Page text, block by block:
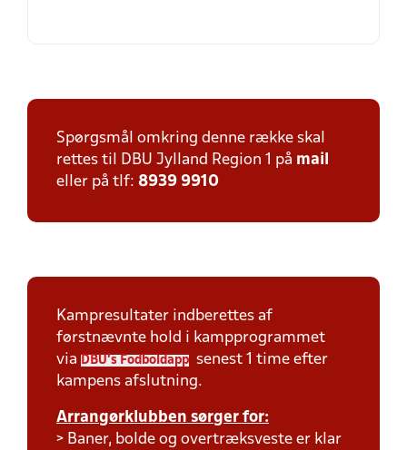
Spørgsmål omkring denne række skal
rettes til DBU Jylland Region 1 på mail
eller på tlf: 8939 9910
Kampresultater indberettes af
førstnævnte hold i kampprogrammet
via
DBU's Fodboldapp
senest 1 time efter
kampens afslutning.
Arrangørklubben sørger for:
> Baner, bolde og overtræksveste er klar